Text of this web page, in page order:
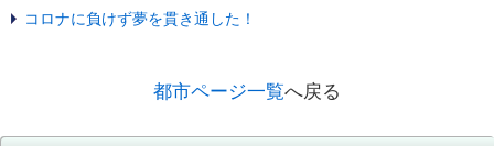
コロナに負けず夢を貫き通した！
都市ページ一覧へ戻る